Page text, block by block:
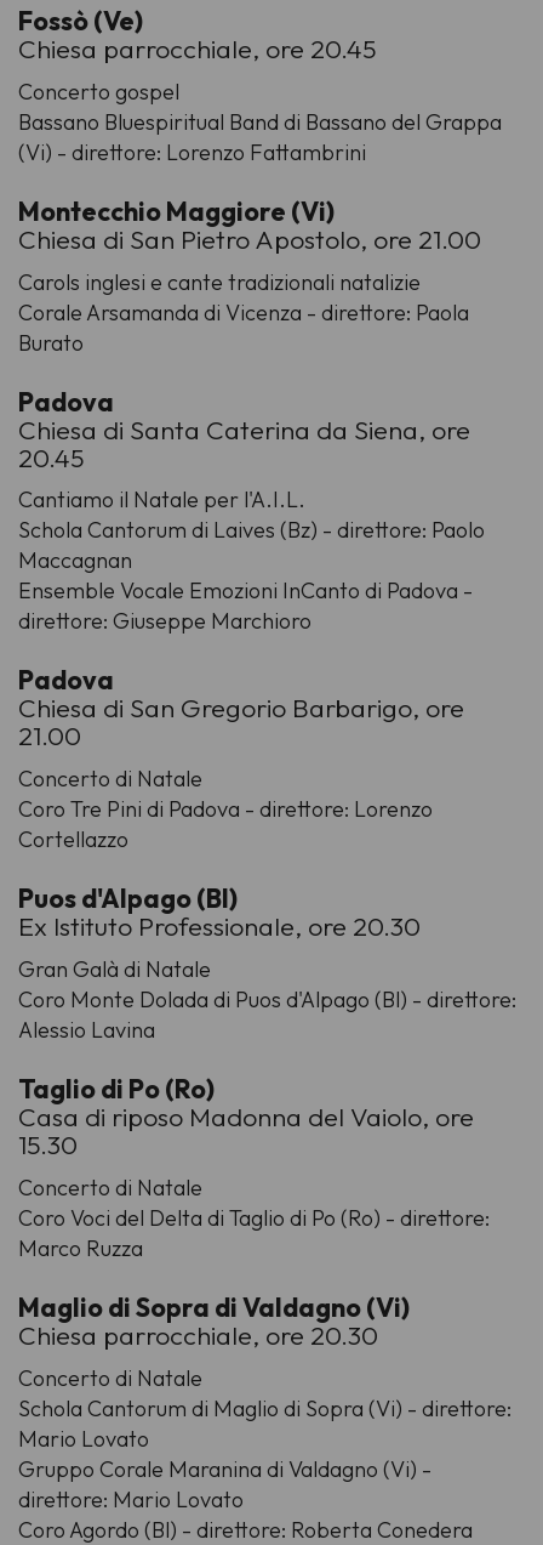
Fossò (Ve)
Chiesa parrocchiale, ore 20.45
Concerto gospel
Bassano Bluespiritual Band di Bassano del Grappa
(Vi) - direttore: Lorenzo Fattambrini
Montecchio Maggiore (Vi)
Chiesa di San Pietro Apostolo, ore 21.00
Carols inglesi e cante tradizionali natalizie
Corale Arsamanda di Vicenza - direttore: Paola
Burato
Padova
Chiesa di Santa Caterina da Siena, ore
20.45
Cantiamo il Natale per l'A.I.L.
Schola Cantorum di Laives (Bz) - direttore: Paolo
Maccagnan
Ensemble Vocale Emozioni InCanto di Padova -
direttore: Giuseppe Marchioro
Padova
Chiesa di San Gregorio Barbarigo, ore
21.00
Concerto di Natale
Coro Tre Pini di Padova - direttore: Lorenzo
Cortellazzo
Puos d'Alpago (Bl)
Ex Istituto Professionale, ore 20.30
Gran Galà di Natale
Coro Monte Dolada di Puos d'Alpago (Bl) - direttore:
Alessio Lavina
Taglio di Po (Ro)
Casa di riposo Madonna del Vaiolo, ore
15.30
Concerto di Natale
Coro Voci del Delta di Taglio di Po (Ro) - direttore:
Marco Ruzza
Maglio di Sopra di Valdagno (Vi)
Chiesa parrocchiale, ore 20.30
Concerto di Natale
Schola Cantorum di Maglio di Sopra (Vi) - direttore:
Mario Lovato
Gruppo Corale Maranina di Valdagno (Vi) -
direttore: Mario Lovato
Coro Agordo (Bl) - direttore: Roberta Conedera